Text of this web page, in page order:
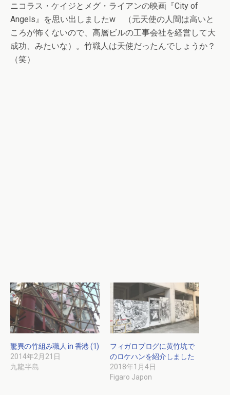
ニコラス・ケイジとメグ・ライアンの映画『City of
Angels』を思い出しましたw （元天使の人間は高いと
ころが怖くないので、高層ビルの工事会社を経営して大
成功、みたいな）。竹職人は天使だったんでしょうか？
（笑）
驚異の竹組み職人 in 香港 (1)
2014年2月21日
九龍半島
フィガロブログに黄竹坑で
のロケハンを紹介しました
2018年1月4日
Figaro Japon